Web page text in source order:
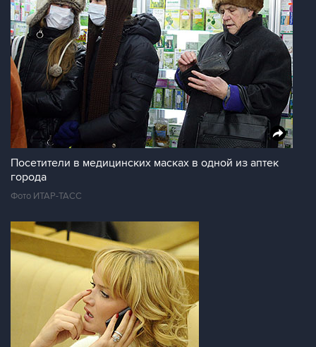
Посетители в медицинских масках в одной из аптек
города
Фото ИТАР-ТАСС